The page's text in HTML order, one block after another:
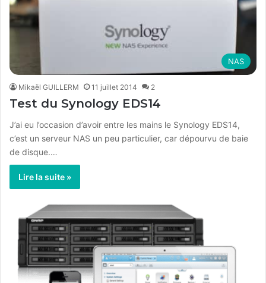
NAS
Mikaël GUILLERM 11 juillet 2014 2
Test du Synology EDS14
J’ai eu l’occasion d’avoir entre les mains le Synology EDS14,
c’est un serveur NAS un peu particulier, car dépourvu de baie
de disque.…
Lire la suite »